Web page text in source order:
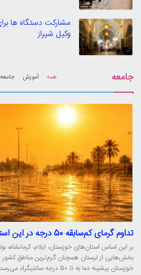
مشارکت دستگاه ها
وکیل شیراز
جامعه همه آموزش جامعه
تداوم گرمای کم‌سابقه 50 درجه در این استان ها
بر این اساس استان‌های خوزستان، ایلام، کرمانشاه،
بخش‌هایی از لرستان همچنان گرم‌ترین مناطق کشور
خوزستان بیشینه دما به تا 50 درجه سانتیگراد می‌رسد. توریسم آنلاین:…